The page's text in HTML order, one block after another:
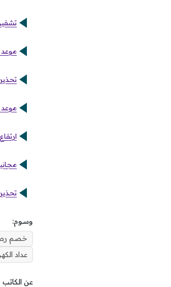
تشفير
موعد
موعد
مجانية ومفتوحة.. 3
تحذير
وسوم:
خصم
عداد
عن الكاتب